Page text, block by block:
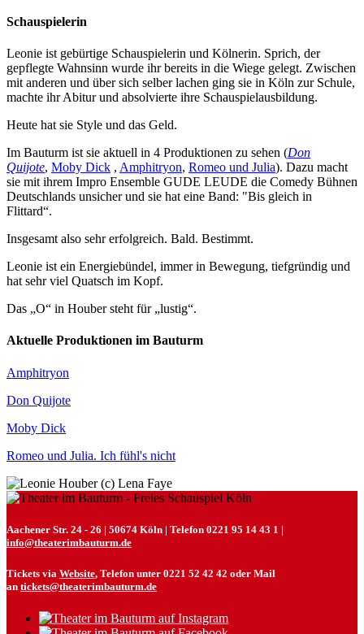
Schauspielerin
Leonie ist gebürtige Schauspielerin und Kölnerin. Sprich, der
gepflegte Wahnsinn wurde ihr bereits in die Wiege gelegt. Zwischen
mit anderen und über sich selber lachen ging sie in Köln zur Schule,
machte ihr Abitur und absolvierte ihre Schauspielausbildung.
Heute hat sie Style und das Geld.
Im Bauturm ist sie aktuell in 4 Produktionen zu sehen (Don
Quijote, Moby Dick , Amphitryon, Romeo und Julia). Dazu macht
sie mit ihrem Impro Ensemble GUDE LEUDE die Comedy Bühnen
Deutschlands unsicher und sie hat eine Band: "Bis gleich in
Flittard“.
Insgesamt also sehr erfolgreich. Bald. Bestimmt.
Leonie ist ein Energiebündel, immer in Bewegung, tiefgründig und
hat sehr viel Quatsch im Kopf.
Das „O“ in Houber steht für „lustig“.
Aktuelle Produktionen im Bauturm
Amphitryon
Don Quijote
Moby Dick
Romeo und Julia. Ich fühl's nicht
Aachener Str. 24 - 26 | 50674 Köln | Telefon 0221 95 14 43 1 |
info@theaterimbauturm.de
Tickets via Website, Telefon unter 0221 52 42 42 oder Mail
an tickets@theaterimbauturm.de